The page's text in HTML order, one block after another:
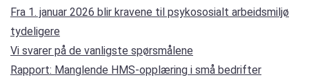
Fra 1. januar 2026 blir kravene til psykososialt arbeidsmiljø
tydeligere
Vi svarer på de vanligste spørsmålene
Rapport: Manglende HMS-opplæring i små bedrifter